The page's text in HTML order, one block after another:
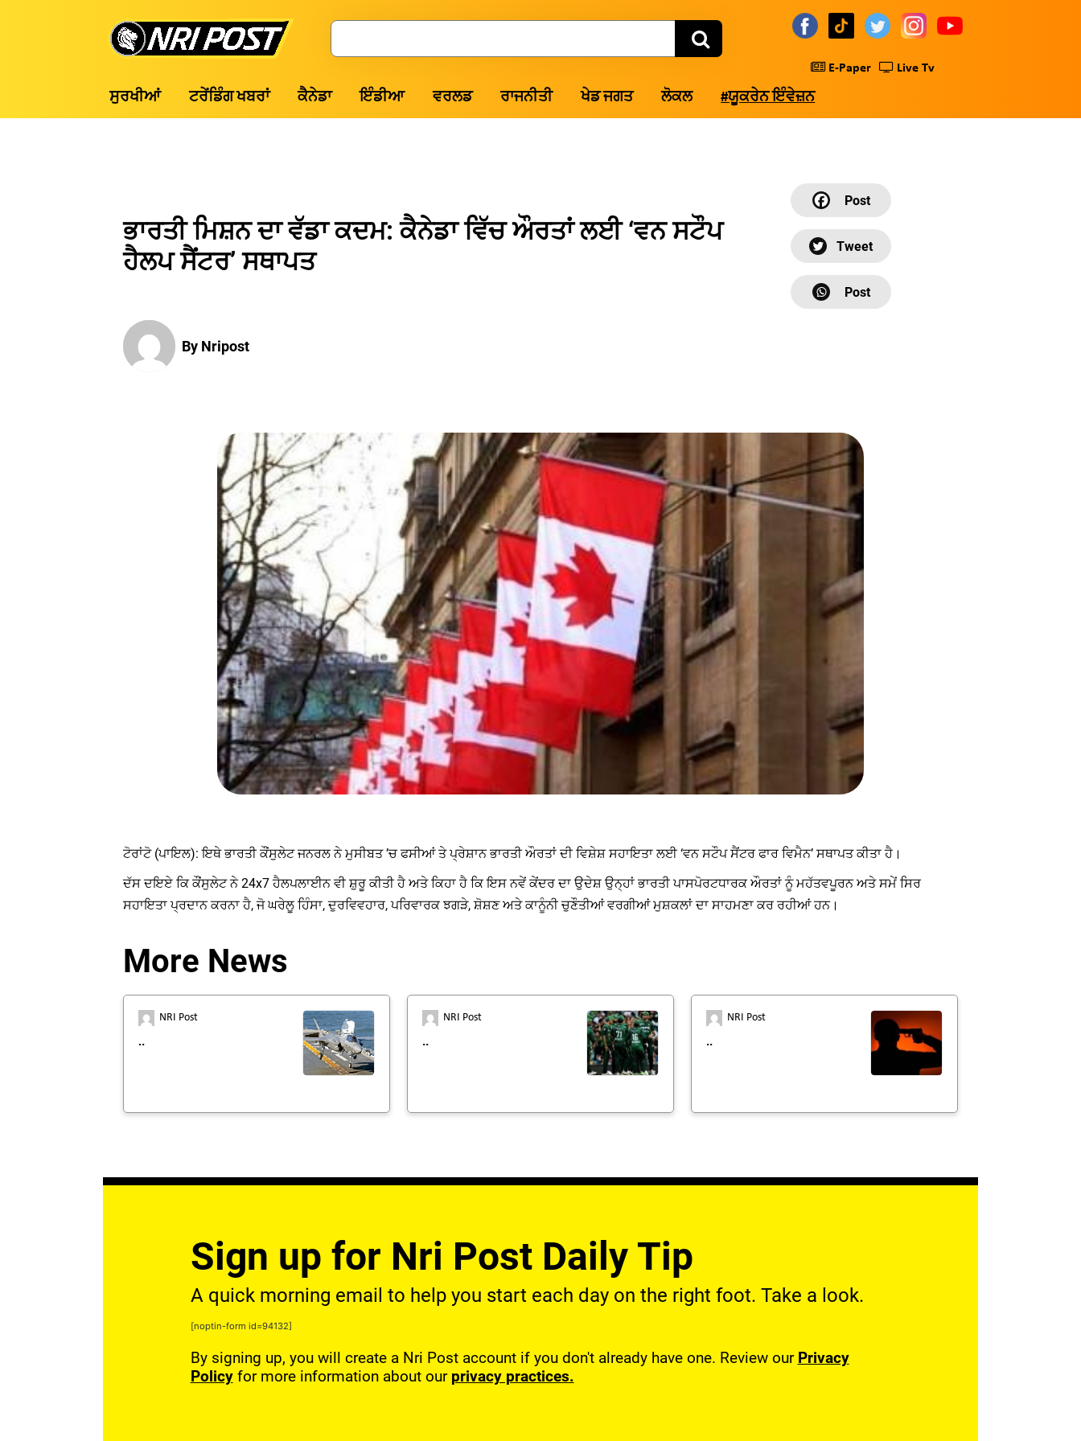
Post
Search
E-Paper Live Tv
ਸੁਰਖੀਆਂ ਟਰੇਂਡਿੰਗ ਖਬਰਾਂ ਕੈਨੇਡਾ ਇੰਡੀਆ ਵਰਲਡ ਰਾਜਨੀਤੀ ਖੇਡ ਜਗਤ ਲੋਕਲ #ਯੂਕਰੇਨ ਇੰਵੇਜ਼ਨ
ਭਾਰਤੀ ਮਿਸ਼ਨ ਦਾ ਵੱਡਾ ਕਦਮ: ਕੈਨੇਡਾ ਵਿੱਚ ਔਰਤਾਂ ਲਈ ‘ਵਨ ਸਟੌਪ
ਹੈਲਪ ਸੈਂਟਰ’ ਸਥਾਪਤ
By Nripost
ਟੋਰਾਂਟੋ (ਪਾਇਲ): ਇਥੇ ਭਾਰਤੀ ਕੌਂਸੁਲੇਟ ਜਨਰਲ ਨੇ ਮੁਸੀਬਤ ’ਚ ਫਸੀਆਂ ਤੇ ਪ੍ਰੇਸ਼ਾਨ ਭਾਰਤੀ ਔਰਤਾਂ ਦੀ ਵਿਸ਼ੇਸ਼ ਸਹਾਇਤਾ ਲਈ ‘ਵਨ ਸਟੌਪ ਸੈਂਟਰ ਫਾਰ ਵਿਮੈਨ’ ਸਥਾਪਤ ਕੀਤਾ ਹੈ।
ਦੱਸ ਦਇਏ ਕਿ ਕੌਂਸੁਲੇਟ ਨੇ 24x7 ਹੈਲਪਲਾਈਨ ਵੀ ਸ਼ੁਰੂ ਕੀਤੀ ਹੈ ਅਤੇ ਕਿਹਾ ਹੈ ਕਿ ਇਸ ਨਵੇਂ ਕੇਂਦਰ ਦਾ ਉਦੇਸ਼ ਉਨ੍ਹਾਂ ਭਾਰਤੀ ਪਾਸਪੋਰਟਧਾਰਕ ਔਰਤਾਂ ਨੂੰ ਮਹੱਤਵਪੂਰਨ ਅਤੇ ਸਮੇਂ ਸਿਰ
ਸਹਾਇਤਾ ਪ੍ਰਦਾਨ ਕਰਨਾ ਹੈ, ਜੋ ਘਰੇਲੂ ਹਿੰਸਾ, ਦੁਰਵਿਵਹਾਰ, ਪਰਿਵਾਰਕ ਝਗੜੇ, ਸ਼ੋਸ਼ਣ ਅਤੇ ਕਾਨੂੰਨੀ ਚੁਣੌਤੀਆਂ ਵਰਗੀਆਂ ਮੁਸ਼ਕਲਾਂ ਦਾ ਸਾਹਮਣਾ ਕਰ ਰਹੀਆਂ ਹਨ।
More News
NRI Post
..
NRI Post
..
NRI Post
..
Sign up for Nri Post Daily Tip
A quick morning email to help you start each day on the right foot. Take a look.
[noptin-form id=94132]
By signing up, you will create a Nri Post account if you don't already have one. Review our Privacy
Policyfor more information about our privacy practices.